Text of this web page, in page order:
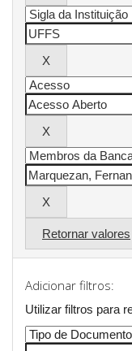
Retornar valores
Adicionar filtros:
Utilizar filtros para